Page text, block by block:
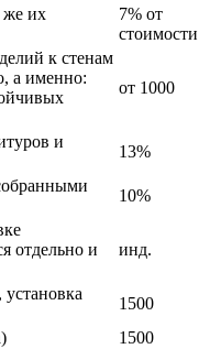
же их
7% от
стоимости
к стенам
а именно:
от 1000
и
13%
10%
отдельно и
инд.
1500
1500